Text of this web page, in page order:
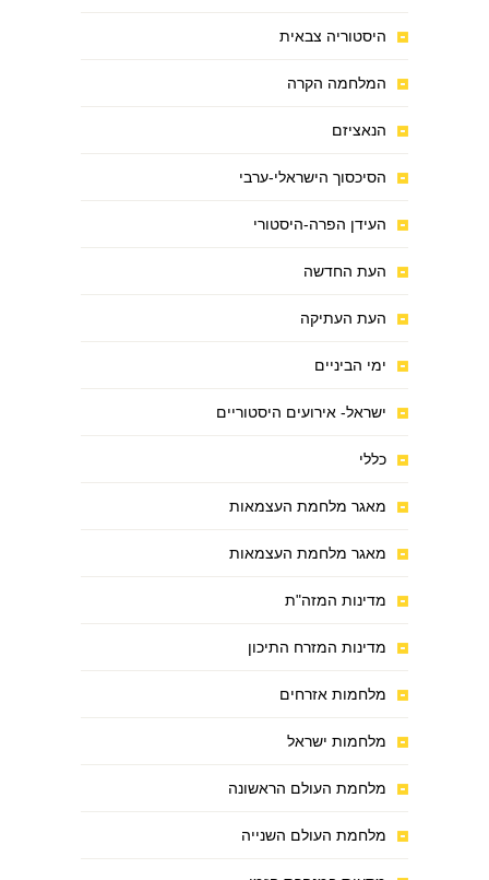
היסטוריה צבאית
המלחמה הקרה
הנאציזם
הסיכסוך הישראלי-ערבי
העידן הפרה-היסטורי
העת החדשה
העת העתיקה
ימי הביניים
ישראל- אירועים היסטוריים
כללי
מאגר מלחמת העצמאות
מאגר מלחמת העצמאות
מדינות המזה"ת
מדינות המזרח התיכון
מלחמות אזרחים
מלחמות ישראל
מלחמת העולם הראשונה
מלחמת העולם השנייה